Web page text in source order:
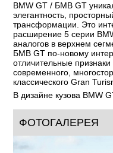
BMW GT / БМВ GT
элегантность,
трансформации. Это
расширение 5 серии
аналогов в верхнем
БМВ GT по-новому
отличительные признаки
современного,
классического Gran
В дизайне кузова BMW
ФОТОГАЛЕРЕЯ